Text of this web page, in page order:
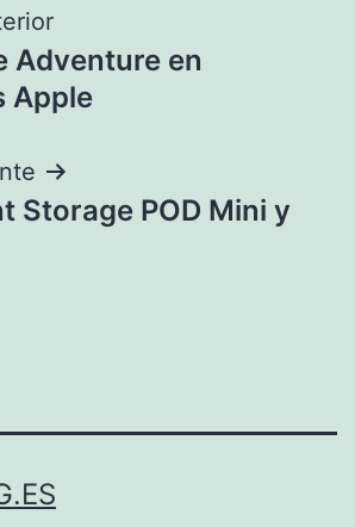
Adventure en
Apple
Storage POD Mini y